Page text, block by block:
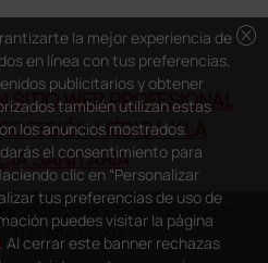
WEB PROFESIONAL
MÉDICA Y LA
SANITARIA
2005-2026 - Todos los derechos
NIF.: B66341298
cancel
la mejor experiencia de
en línea con tus preferencias,
publicitarios y obtener
también utilizan estas
los anuncios mostrados.
el consentimiento para
clic en “Personalizar
tus preferencias de uso de
puedes visitar la página
Al cerrar este banner rechazas